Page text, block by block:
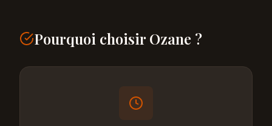
Pourquoi choisir Ozane ?